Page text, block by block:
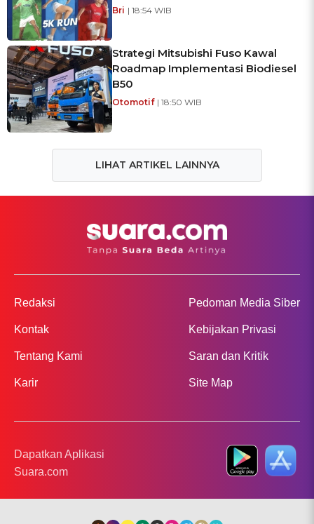
Bri | 18:54 WIB
Strategi Mitsubishi Fuso Kawal
Roadmap Implementasi Biodiesel
B50
Otomotif | 18:50 WIB
LIHAT ARTIKEL LAINNYA
Redaksi
Kontak
Tentang Kami
Karir
Pedoman Media Siber
Kebijakan Privasi
Saran dan Kritik
Site Map
Dapatkan Aplikasi
Suara.com